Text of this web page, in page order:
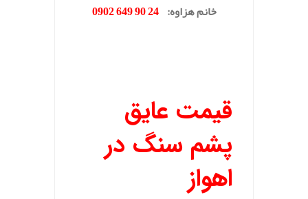
خانم هزاوه:
24 90 649 0902
قیمت عایق
پشم سنگ در
اهواز